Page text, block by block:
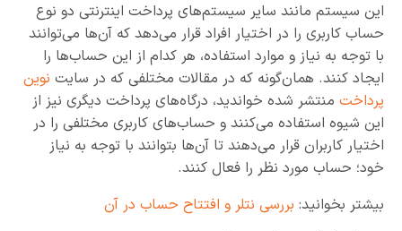
این سیستم مانند سایر سیستم‌های پرداخت اینترنتی دو نوع
حساب کاربری را در اختیار افراد قرار می‌دهد که آن‌ها می‌توانند
با توجه به نیاز و موارد استفاده، هر کدام از این حساب‌ها را
ایجاد کنند. همان‌گونه که در مقالات مختلفی که در سایت نوین
پرداخت منتشر شده خواندید، درگاه‌های پرداخت دیگری نیز از
این شیوه استفاده می‌کنند و حساب‌های کاربری مختلفی را در
اختیار کاربران قرار می‌دهند تا آن‌ها بتوانند با توجه به نیاز
خود؛ حساب مورد نظر را فعال کنند.
بیشتر بخوانید: بررسی نتلر و افتتاح حساب در آن